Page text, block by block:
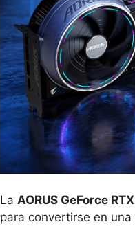
La AORUS GeForce
para convertirse en